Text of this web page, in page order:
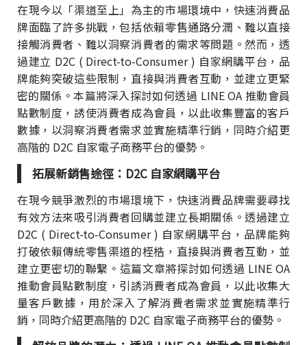
在現今以「渠道至上」為主的市場環境中，快速消費品
牌面臨了許多挑戰，包括依賴零售通路分潤、難以直接
接觸消費者、難以洞察消費者的需求等問題。然而，透
過建立 D2C ( Direct-to-Consumer ) 自家網購平台，品
牌能夠突破這些限制，直接與消費者互動，並建立更緊
密的關係。本篇將深入探討如何透過 LINE OA 推動會員
點數制度，誘使消費者成為會員，以此收集豐富的客戶
數據，以洞察消費者需求並實施精準行銷，同時介紹更
高階的 D2C 自家電子商務平台的優勢。
拓展新銷售途徑：D2C 自家網購平台
在現今競爭激烈的市場環境下，快速消費品牌需要尋找
有效方法來吸引消費者回購並建立長期關係。透過建立
D2C ( Direct-to-Consumer ) 自家網購平台，品牌能夠
打破依賴傳統零售渠道的桎梏，直接與消費者互動，並
建立更密切的聯繫。這篇文章將探討如何透過 LINE OA
推動會員點數制度，引誘消費者成為會員，以此收集大
量客戶數據，用於深入了解消費者需求並實施精準行
銷，同時介紹更高階的 D2C 自家電子商務平台的優勢。